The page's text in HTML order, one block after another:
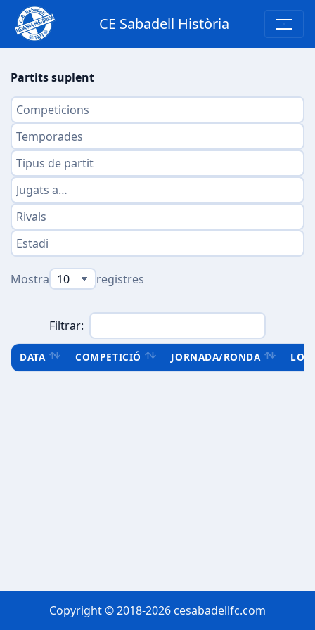
CE Sabadell Història
Partits suplent
Mostra registres
Filtrar:
DATA COMPETICIÓ JORNADA/RONDA
Copyright © 2018-2026 cesabadellfc.com